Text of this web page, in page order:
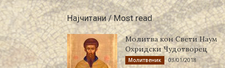
Најчитани / Most read
Молитва кон Свети Наум
Охридски Чудотворец
Молитвеник 03/01/2018